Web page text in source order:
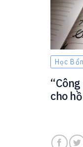
Học
cho